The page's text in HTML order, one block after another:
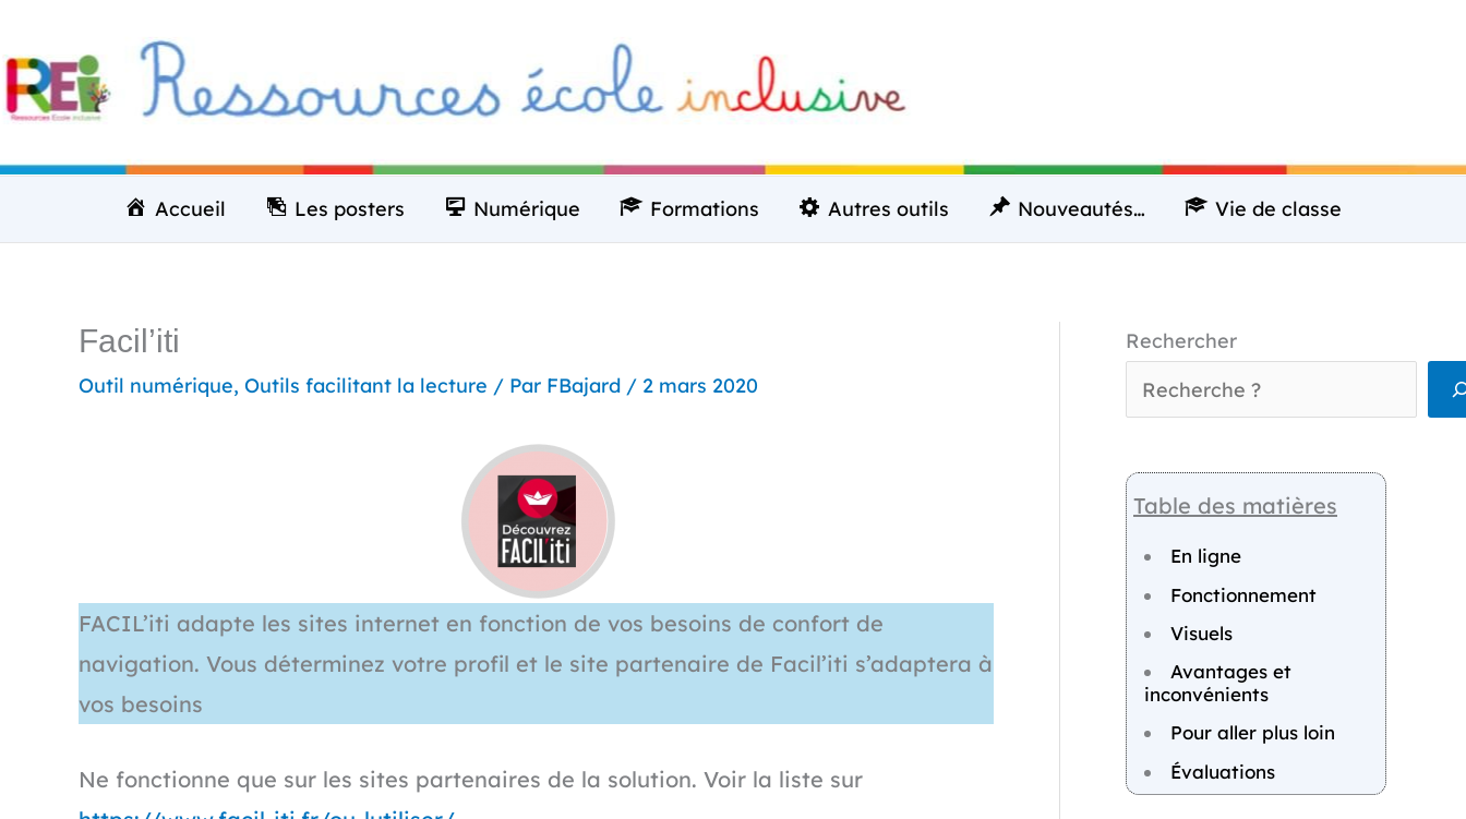
au
contenu
Accueil Les posters Numérique Formations Autres outils Nouveautés… Vie de classe
Facil’iti
Outil numérique, Outils facilitant la lecture / Par FBajard / 2 mars 2020
FACIL’iti adapte les sites internet en fonction de vos besoins de confort de
navigation. Vous déterminez votre profil et le site partenaire de Facil’iti s’adaptera à
vos besoins
Ne fonctionne que sur les sites partenaires de la solution. Voir la liste sur
Rechercher
Table des matières
En ligne
Fonctionnement
Visuels
Avantages et
inconvénients
Pour aller plus loin
Évaluations